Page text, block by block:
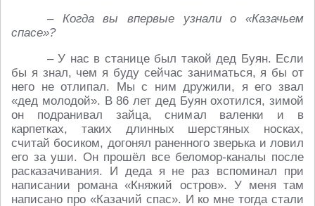
– Когда вы впервые узнали о «Казачьем
спасе»?
– У нас в станице был такой дед Буян. Если
бы я знал, чем я буду сейчас заниматься, я бы от
него не отлипал. Мы с ним дружили, я его звал
«дед молодой». В 86 лет дед Буян охотился, зимой
он подранивал зайца, снимал валенки и в
карпетках, таких длинных шерстяных носках,
считай босиком, догонял раненного зверька и ловил
его за уши. Он прошёл все беломор-каналы после
расказачивания. И деда я не раз вспоминал при
написании романа «Княжий остров». У меня там
написано про «Казачий спас». И ко мне тогда стали